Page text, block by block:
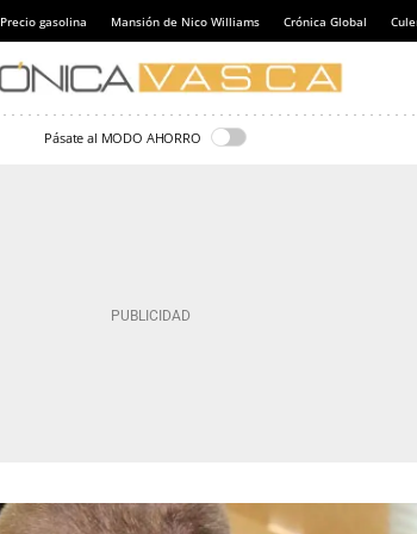
Precio gasolina Mansión de Nico Williams Crónica Global
Pásate al MODO AHORRO